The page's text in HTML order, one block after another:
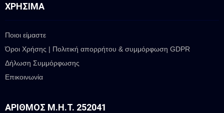
ΧΡΉΣΙΜΑ
Ποιοι είμαστε
Όροι Χρήσης | Πολιτική απορρήτου & συμμόρφωση GDPR
Δήλωση Συμμόρφωσης
Επικοινωνία
ΑΡΙΘΜΌΣ Μ.Η.Τ. 252041